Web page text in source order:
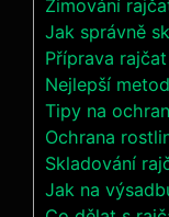
Zimování
Jak správně
Příprava
Nejlepší​
Tipy na
Ochrana
Skladování
Jak na